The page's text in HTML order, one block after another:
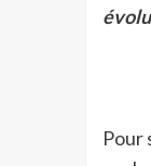
Pour